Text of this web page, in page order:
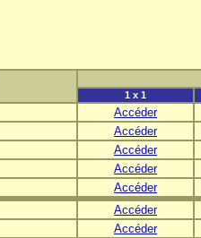
1 x 1
Accéder
Accéder
Accéder
Accéder
Accéder
Accéder
Accéder